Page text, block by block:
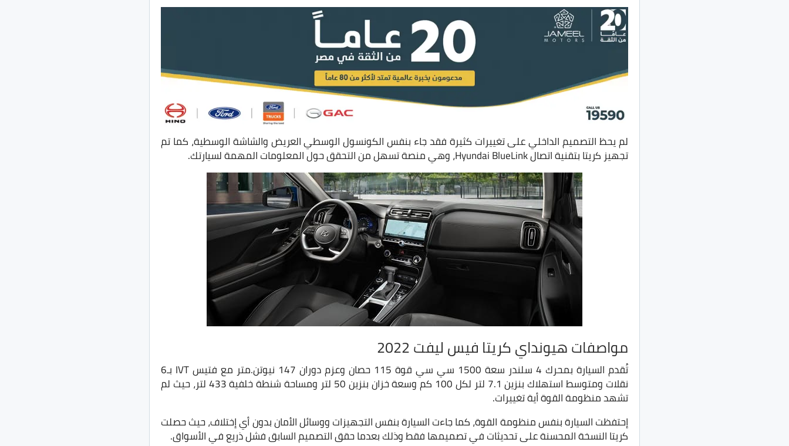
لم يحظ التصميم الداخلي على تغييرات كثيرة فقد جاء بنفس الكونسول الوسطي العريض والشاشة الوسطية، كما تم
تجهيز كريتا بتقنية اتصال Hyundai BlueLink، وهي منصة تسهل من التحقق حول المعلومات المهمة لسيارتك.
مواصفات هيونداي كريتا فيس ليفت 2022
تُقدم السيارة بمحرك 4 سلندر سعة 1500 سي سي قوة 115 حصان وعزم دوران 147 نيوتن.متر مع فتيس IVT بـ6
نقلات ومتوسط استهلاك بنزين 7.1 لتر لكل 100 كم وسعة خزان بنزين 50 لتر ومساحة شنطة خلفية 433 لتر، حيث لم
تشهد منظومة القوة أية تغييرات.
إحتفظت السيارة بنفس منظومة القوة، كما جاءت السيارة بنفس التجهيزات ووسائل الأمان بدون أي إختلاف، حيث حصلت
كريتا النسخة المحسنة على تحديثات في تصميمها فقط وذلك بعدما حقق التصميم السابق فشل ذريع في الأسواق.